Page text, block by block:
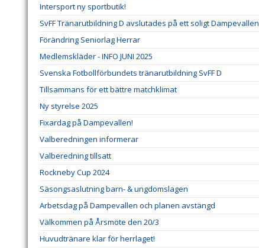
Intersport ny sportbutik!
SvFF Tränarutbildning D avslutades på ett soligt Dampevallen
Förändring Seniorlag Herrar
Medlemskläder - INFO JUNI 2025
Svenska Fotbollförbundets tränarutbildning SvFF D
Tillsammans för ett bättre matchklimat
Ny styrelse 2025
Fixardag på Dampevallen!
Valberedningen informerar
Valberedning tillsatt
Rockneby Cup 2024
Säsongsaslutning barn- & ungdomslagen
Arbetsdag på Dampevallen och planen avstängd
Välkommen på Årsmöte den 20/3
Huvudtränare klar för herrlaget!